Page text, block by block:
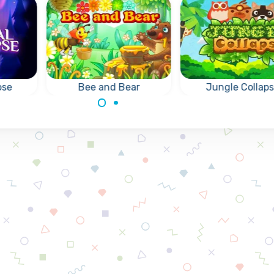
Bee and Bear
bezorgen bij de
hongerige beer.
Jungle
verwijder groepen
dezelfde